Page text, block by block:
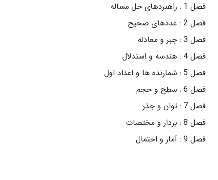
فصل 1 : راهبردهای حل مساله
فصل 2 : عددهای صحیح
فصل 3 : جبر و معادله
فصل 4 : هندسه و استدلال
فصل 5 : شمارنده ها و اعداد اول
فصل 6 : سطح و حجم
فصل 7 : توان و جذر
فصل 8 : بردار و مختصات
فصل 9 : آمار و احتمال